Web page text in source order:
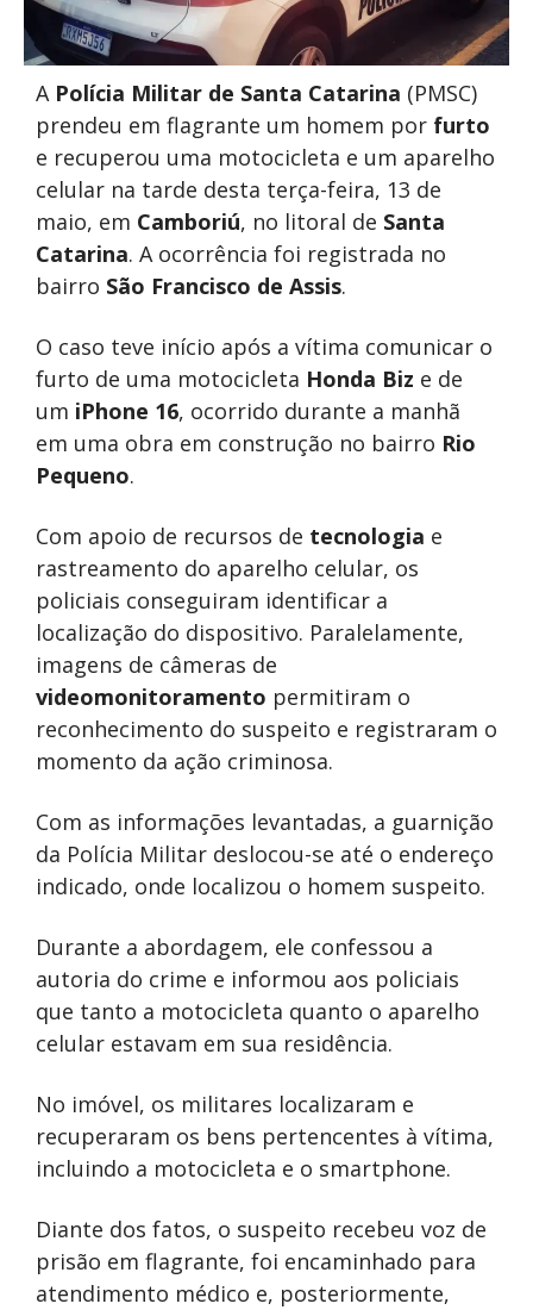
A Polícia Militar de Santa Catarina (PMSC)
prendeu em flagrante um homem por furto
e recuperou uma motocicleta e um aparelho
celular na tarde desta terça-feira, 13 de
maio, em Camboriú, no litoral de Santa
Catarina. A ocorrência foi registrada no
bairro São Francisco de Assis.
O caso teve início após a vítima comunicar o
furto de uma motocicleta Honda Biz e de
um iPhone 16, ocorrido durante a manhã
em uma obra em construção no bairro Rio
Pequeno.
Com apoio de recursos de tecnologia e
rastreamento do aparelho celular, os
policiais conseguiram identificar a
localização do dispositivo. Paralelamente,
imagens de câmeras de
videomonitoramento permitiram o
reconhecimento do suspeito e registraram o
momento da ação criminosa.
Com as informações levantadas, a guarnição
da Polícia Militar deslocou-se até o endereço
indicado, onde localizou o homem suspeito.
Durante a abordagem, ele confessou a
autoria do crime e informou aos policiais
que tanto a motocicleta quanto o aparelho
celular estavam em sua residência.
No imóvel, os militares localizaram e
recuperaram os bens pertencentes à vítima,
incluindo a motocicleta e o smartphone.
Diante dos fatos, o suspeito recebeu voz de
prisão em flagrante, foi encaminhado para
atendimento médico e, posteriormente,